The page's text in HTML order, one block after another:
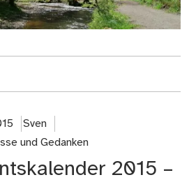
Sven
und Gedanken
2015 –